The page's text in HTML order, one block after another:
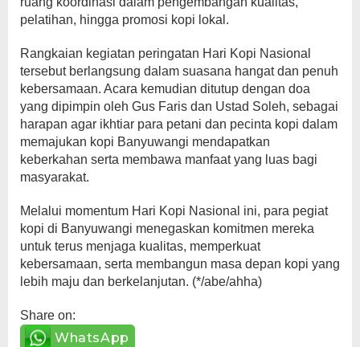
pelatihan, hingga promosi kopi lokal.
Rangkaian kegiatan peringatan Hari Kopi Nasional
tersebut berlangsung dalam suasana hangat dan penuh
kebersamaan. Acara kemudian ditutup dengan doa
yang dipimpin oleh Gus Faris dan Ustad Soleh, sebagai
harapan agar ikhtiar para petani dan pecinta kopi dalam
memajukan kopi Banyuwangi mendapatkan
keberkahan serta membawa manfaat yang luas bagi
masyarakat.
Melalui momentum Hari Kopi Nasional ini, para pegiat
kopi di Banyuwangi menegaskan komitmen mereka
untuk terus menjaga kualitas, memperkuat
kebersamaan, serta membangun masa depan kopi yang
lebih maju dan berkelanjutan. (*/abe/ahha)
Share on:
WhatsApp